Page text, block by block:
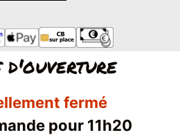
d'ouverture
fermé
pour 11h20